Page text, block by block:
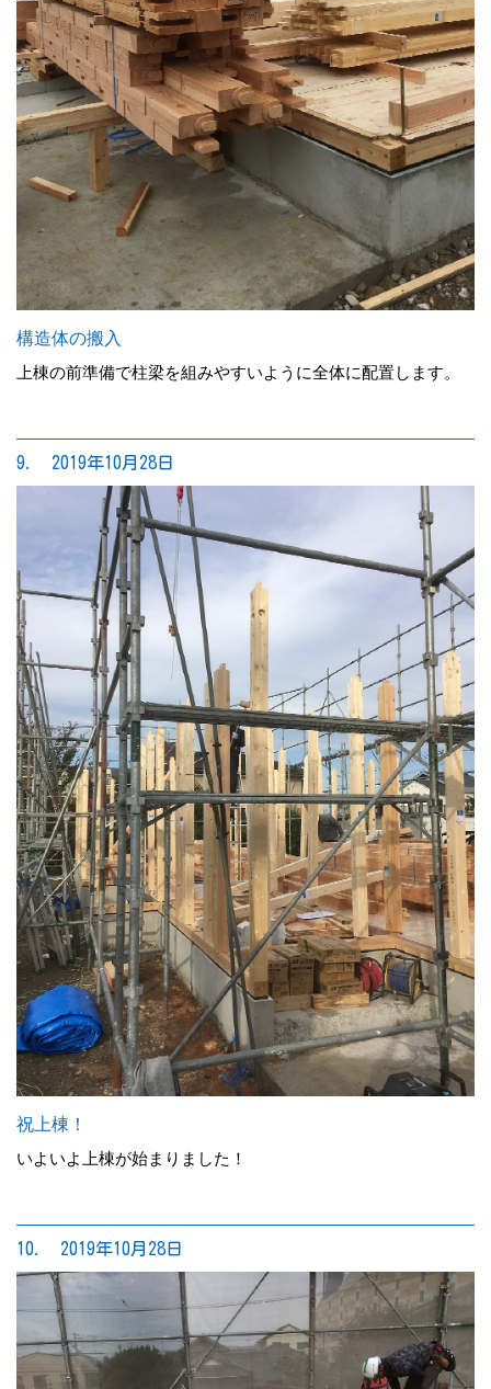
構造体の搬入
上棟の前準備で柱梁を組みやすいように全体に配置します。
9. 2019年10月28日
祝上棟！
いよいよ上棟が始まりました！
10. 2019年10月28日